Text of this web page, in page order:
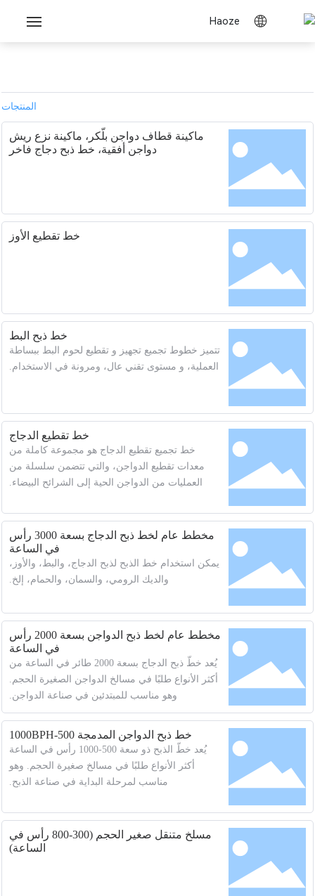
منتجات
مدونة
Vr
المنتجات
ماكينة قطاف دواجن بلّكر، ماكينة نزع ريش
دواجن أفقية، خط ذبح دجاج فاخر
خط تقطيع الأوز
خط ذبح البط
تتميز خطوط تجميع تجهيز و تقطيع لحوم البط ببساطة
العملية، و مستوى تقني عال، ومرونة في الاستخدام.
خط تقطيع الدجاج
خط تجميع تقطيع الدجاج هو مجموعة كاملة من
معدات تقطيع الدواجن، والتي تتضمن سلسلة من
العمليات من الدواجن الحية إلى الشرائح البيضاء.
مخطط عام لخط ذبح الدجاج بسعة 3000 رأس
في الساعة
يمكن استخدام خط الذبح لذبح الدجاج، والبط، والأوز،
والديك الرومي، والسمان، والحمام، إلخ.
مخطط عام لخط ذبح الدواجن بسعة 2000 رأس
في الساعة
يُعد خطّ ذبح الدجاج بسعة 2000 طائر في الساعة من
أكثر الأنواع طلبًا في مسالخ الدواجن الصغيرة الحجم.
وهو مناسب للمبتدئين في صناعة الدواجن.
خط ذبح الدواجن المدمجة 500-1000BPH
يُعد خطّ الذبح ذو سعة 500-1000 رأس في الساعة
أكثر الأنواع طلبًا في مسالخ صغيرة الحجم. وهو
مناسب لمرحلة البداية في صناعة الذبح.
مسلخ متنقل صغير الحجم (300-800 رأس في
الساعة)